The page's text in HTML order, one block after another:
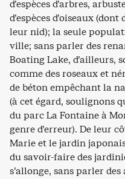
d’espèces d’arbres,
d’espèces d’oiseaux
leur nid); la seule
ville; sans parler des
Boating Lake, d’ailleurs,
comme des roseaux et
de béton empêchant la
(à cet égard, soulignons
du parc La Fontaine à
genre d’erreur). De leur
Marie et le jardin
du savoir-faire des
s’allonge, sans parler